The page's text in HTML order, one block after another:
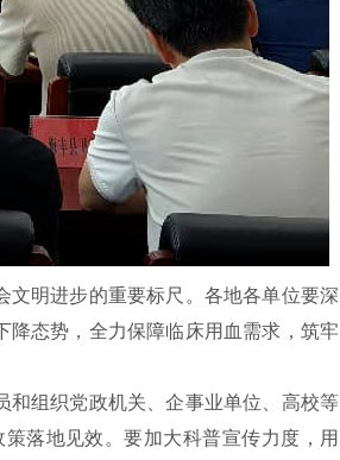
文明进步的重要标尺。各地各单位要深
态势，全力保障临床用血需求，筑牢
和组织党政机关、企事业单位、高校等
落地见效。要加大科普宣传力度，用